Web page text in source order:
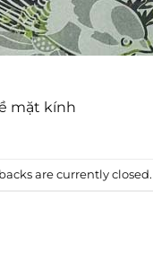
mặt kính
are currently closed.